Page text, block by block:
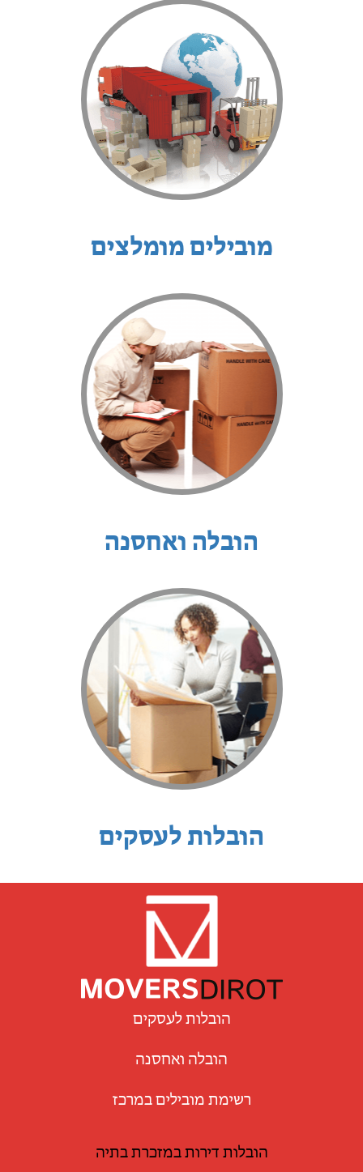
מובילים מומלצים
הובלה ואחסנה
הובלות לעסקים
הובלות לעסקים
הובלה ואחסנה
רשימת מובילים במרכז
הובלות דירות במזכרת בתיה